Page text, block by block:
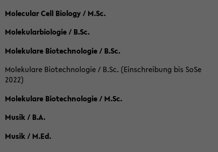
Molecular Cell Biology / M.Sc.
Molekularbiologie / B.Sc.
Molekulare Biotechnologie / B.Sc.
Molekulare Biotechnologie / B.Sc. (Einschreibung bis SoSe
2022)
Molekulare Biotechnologie / M.Sc.
Musik / B.A.
Musik / M.Ed.